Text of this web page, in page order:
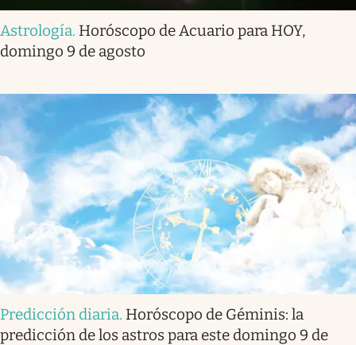
Astrología. Horóscopo de Acuario para HOY,
domingo 9 de agosto
Predicción diaria. Horóscopo de Géminis: la
predicción de los astros para este domingo 9 de